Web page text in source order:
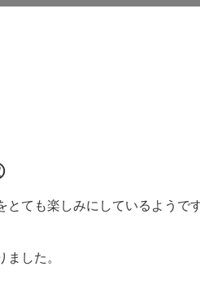
ても楽しみにしているようです
した。